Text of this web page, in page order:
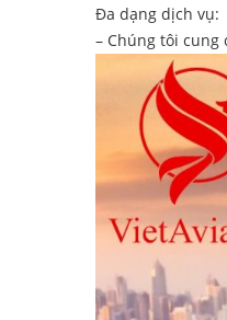
Đa dạng dịch vụ:
– Chúng tôi cung